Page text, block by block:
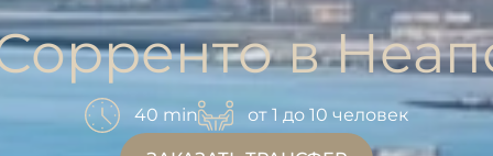
в
40 min от 1 до 10 человек